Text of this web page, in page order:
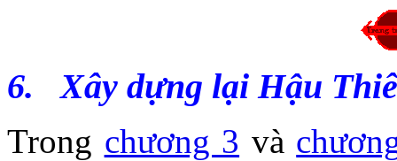
6. Xây dựng lại Hậu
Trong chương 3 và